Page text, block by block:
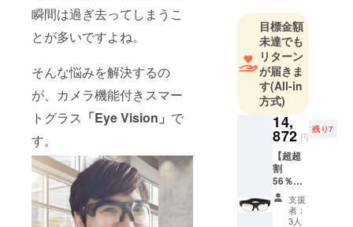
瞬間は過ぎ去ってしまうこ
とが多いですよね。
そんな悩みを解決するの
が、カメラ機能付きスマー
トグラス 「Eye Vision」 で
す。
た、とみな
さまに喜ん
でいただれ
ば本望で
す。
目標金額
未達でも
リターン
が届きま
す(All-in
方式)
14,
872 円
残り7
【超超
割
56％OF
F】Eye
Vision
1個
支援
者：
3人